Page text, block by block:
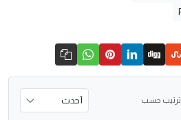
ترتيب حسب